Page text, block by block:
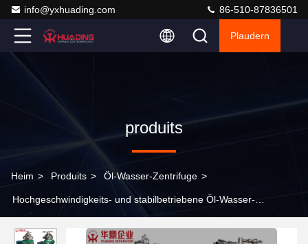
info@yxhuading.com 86-510-87836501
Plaudern
produits
Heim > Produits > Öl-Wasser-Zentrifuge >
Hochgeschwindigkeits- und stabilbetriebene Öl-Wasser-